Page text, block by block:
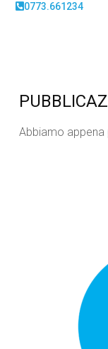
0773.661234
Abbiamo appena